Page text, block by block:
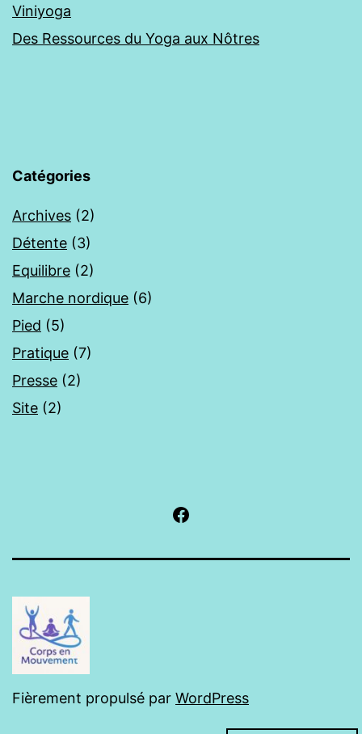
Viniyoga
Des Ressources du Yoga aux Nôtres
Catégories
Archives (2)
Détente (3)
Equilibre (2)
Marche nordique (6)
Pied (5)
Pratique (7)
Presse (2)
Site (2)
Fièrement propulsé par WordPress